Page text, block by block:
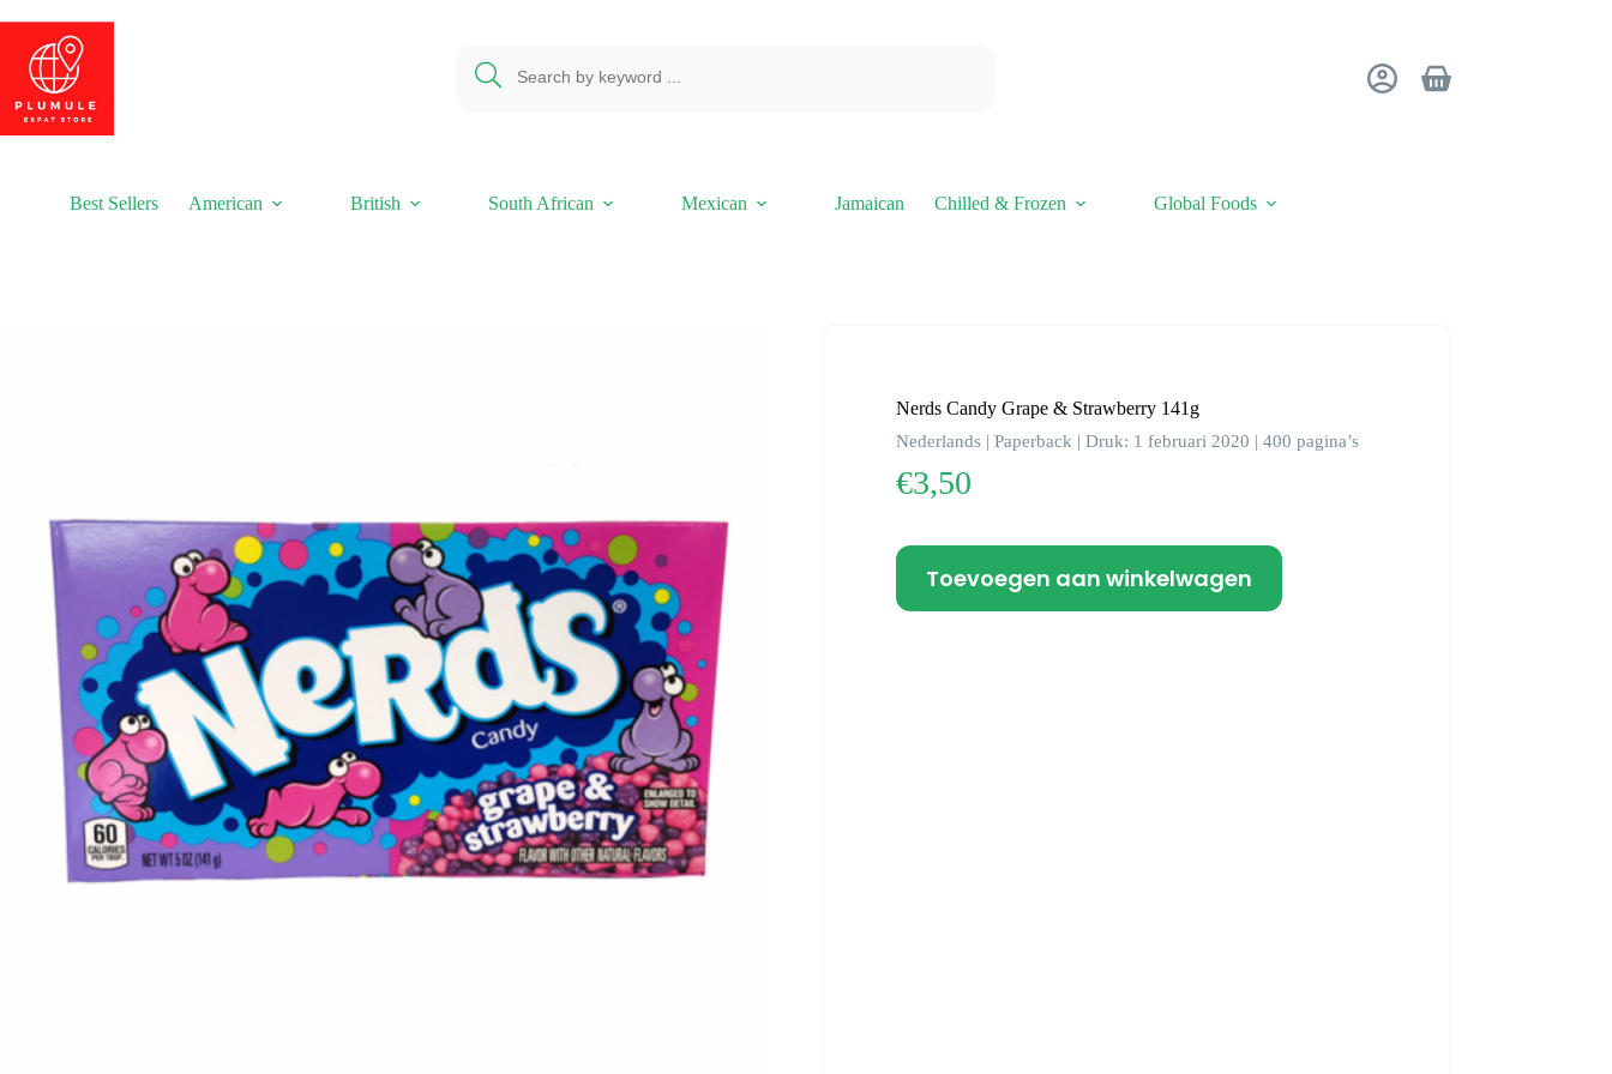
inhoud
Winkelwagen
Best Sellers American British South African Mexican Jamaican Chilled & Frozen Global Foods
Nerds Candy Grape & Strawberry 141g
Nederlands | Paperback | Druk: 1 februari 2020 | 400 pagina’s
€3,50
Toevoegen aan winkelwagen